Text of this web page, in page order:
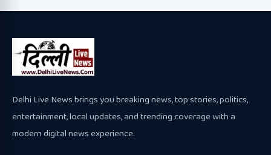
Delhi Live News brings you breaking news, top stories, politics,
entertainment, local updates, and trending coverage with a
modern digital news experience.